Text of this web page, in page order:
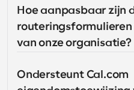
Hoe aanpasbaar zijn
routeringsformulieren
van onze organisatie?
Ondersteunt Cal.com